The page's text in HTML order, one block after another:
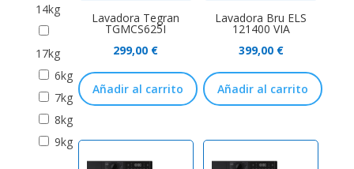
14kg
17kg
6kg
7kg
8kg
9kg
Lavadora Tegran
TGMCS625I
299,00 €
Añadir al carrito
Lavadora Bru ELS
121400 VIA
399,00 €
Añadir al carrito